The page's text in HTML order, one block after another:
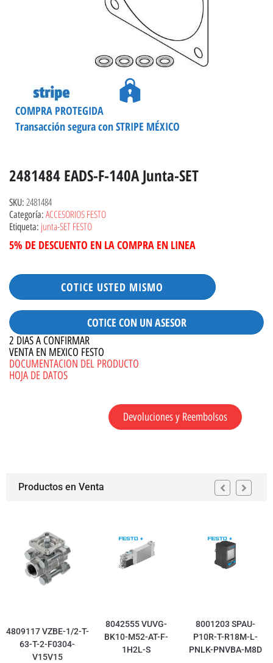
Transacción segura con STRIPE MÉXICO
COMPRA PROTEGIDA
2481484 EADS-F-140A Junta-SET
SKU: 2481484
Categoría: ACCESORIOS FESTO
Etiqueta: junta-SET FESTO
5% DE DESCUENTO EN LA COMPRA EN LINEA
COTICE USTED MISMO
COTICE CON UN ASESOR
2 DIAS A CONFIRMAR
VENTA EN MEXICO FESTO
DOCUMENTACION DEL PRODUCTO
HOJA DE DATOS
Devoluciones y Reembolsos
Productos en Venta
4809117 VZBE-1/2-T-
63-T-2-F0304-
V15V15
8042555 VUVG-
BK10-M52-AT-F-
1H2L-S
8001203 SPAU-
P10R-T-R18M-L-
PNLK-PNVBA-M8D